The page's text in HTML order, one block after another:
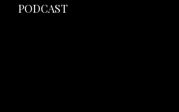
PODCAST